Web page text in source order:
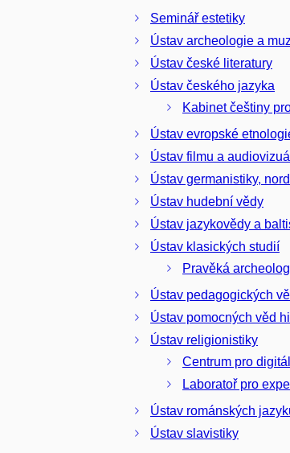
Seminář estetiky
Ústav archeologie a
Ústav české literatury
Ústav českého jazyka
Kabinet češtiny
Ústav evropské
Ústav filmu a
Ústav germanistiky,
Ústav hudební vědy
Ústav jazykovědy a
Ústav klasických studií
Pravěká
Ústav pedagogických
Ústav pomocných věd
Ústav religionistiky
Centrum pro
Laboratoř pro
Ústav románských
Ústav slavistiky